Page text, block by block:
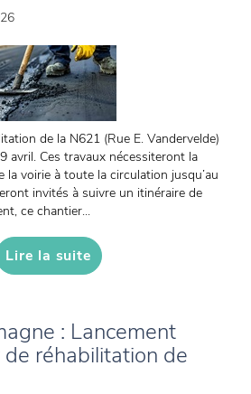
de la N621 (Rue E. Vandervelde)
avril. Ces travaux nécessiteront la
la voirie à toute la circulation jusqu’au
invités à suivre un itinéraire de
ce chantier...
Lire la suite
: Lancement
de réhabilitation de